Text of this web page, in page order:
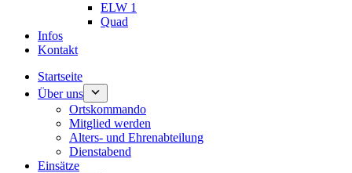
ELW 1
Quad
Infos
Kontakt
Startseite
Über uns
Ortskommando
Mitglied werden
Alters- und Ehrenabteilung
Dienstabend
Einsätze